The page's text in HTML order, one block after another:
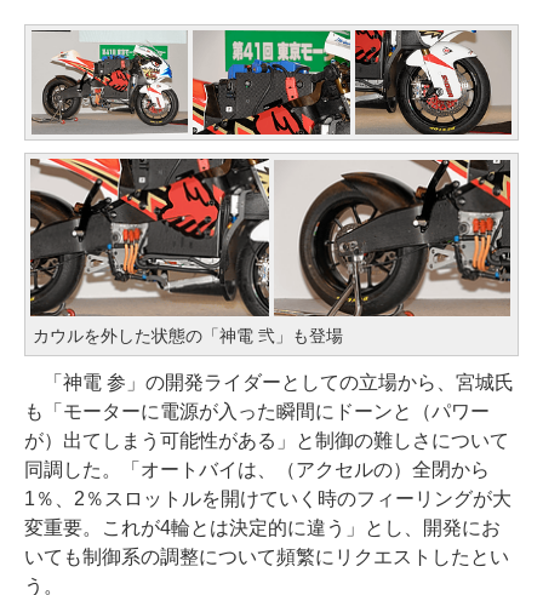
カウルを外した状態の「神電 弐」も登場
「神電 参」の開発ライダーとしての立場から、宮城氏
も「モーターに電源が入った瞬間にドーンと（パワー
が）出てしまう可能性がある」と制御の難しさについて
同調した。「オートバイは、（アクセルの）全閉から
1％、2％スロットルを開けていく時のフィーリングが大
変重要。これが4輪とは決定的に違う」とし、開発にお
いても制御系の調整について頻繁にリクエストしたとい
う。